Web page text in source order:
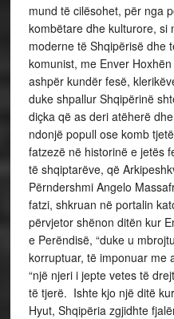
mund të cilësohet, për nga
kombëtare dhe kulturore, si
moderne të Shqipërisë dhe
komunist, me Enver
ashpër kundër fesë,
duke shpallur Shqipërinë
diçka që as deri atëherë
ndonjë popull ose komb
fatzezë në historinë e jetës
të shqiptarëve, që
Përndershmi Angelo
fatzi, shkruan në portalin
përvjetor shënon ditën kur
e Perëndisë, “duke u
korruptuar, të imponuar me
“një njeri i jepte vetes të
të tjerë. Ishte kjo një ditë
Hyut, Shqipëria zgjidhte